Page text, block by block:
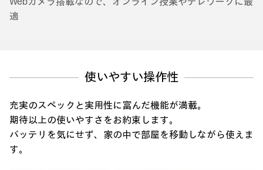
適
使いやすい操作性
充実のスペックと実用性に富んだ機能が満載。
期待以上の使いやすさをお約束します。
バッテリを気にせず、家の中で部屋を移動しながら使えま
す。